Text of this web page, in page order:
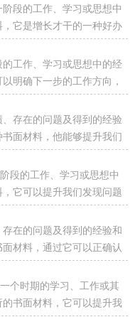
段的工作、学习或思想中
它是增长才干的一种好办
写才不...
工作、学习或思想中的经
明确下一步的工作方向，
我们需要写一...
存在的问题及得到的经验
面材料，他能够提升我们
何把总...
段的工作、学习或思想中
它可以提升我们发现问题
知道总...
在的问题及得到的经验和
材料，通过它可以正确认
要回头...
个时期的学习、工作或其
书面材料，它可以提升我
，写一份...